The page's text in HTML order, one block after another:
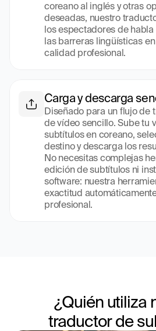
coreano al inglés y otras
deseadas, nuestro
los espectadores de
las barreras lingüísticas
calidad profesional.
Carga y descarga
Diseñado para un flujo de
de vídeo sencillo. Sube tu
subtítulos en coreano,
destino y descarga los
No necesitas complejas
edición de subtítulos ni
software: nuestra
exactitud
profesional.
¿Quién utiliza
traductor de